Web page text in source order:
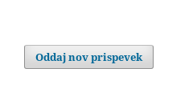
Oddaj nov prispevek